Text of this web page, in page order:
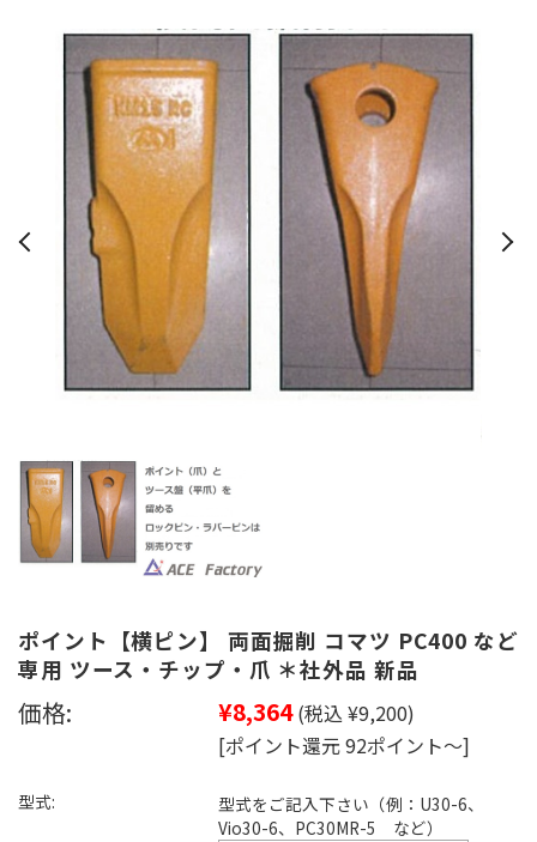
ポイント【横ピン】 両面掘削 コマツ PC400 など
専用 ツース・チップ・爪 ＊社外品 新品
価格: ¥8,364 (税込 ¥9,200)
[ポイント還元 92ポイント～]
型式:
型式をご記入下さい（例：U30-6、
Vio30-6、PC30MR-5 など）